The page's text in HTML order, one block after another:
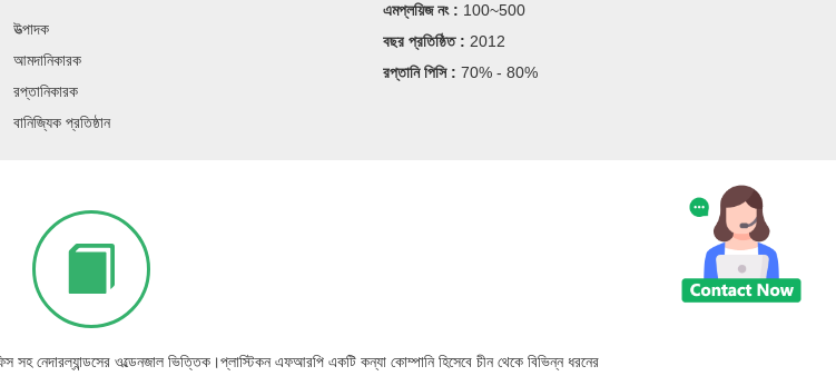
উত্পাদক
আমদানিকারক
রপ্তানিকারক
বানিজ্যিক প্রতিষ্ঠান
এমপ্লয়িজ নং : 100~500
বছর প্রতিষ্ঠিত : 2012
রপ্তানি পিসি : 70% - 80%
নেদারল্যান্ডসের ওল্ডেনজাল ভিত্তিক।প্লাস্টিকন এফআরপি একটি কন্যা কোম্পানি হিসেবে চীন থেকে বিভিন্ন ধরনের